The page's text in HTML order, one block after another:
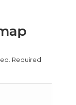
Required